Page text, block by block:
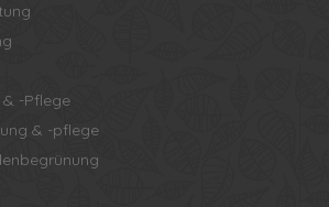
-Pflege
& -pflege